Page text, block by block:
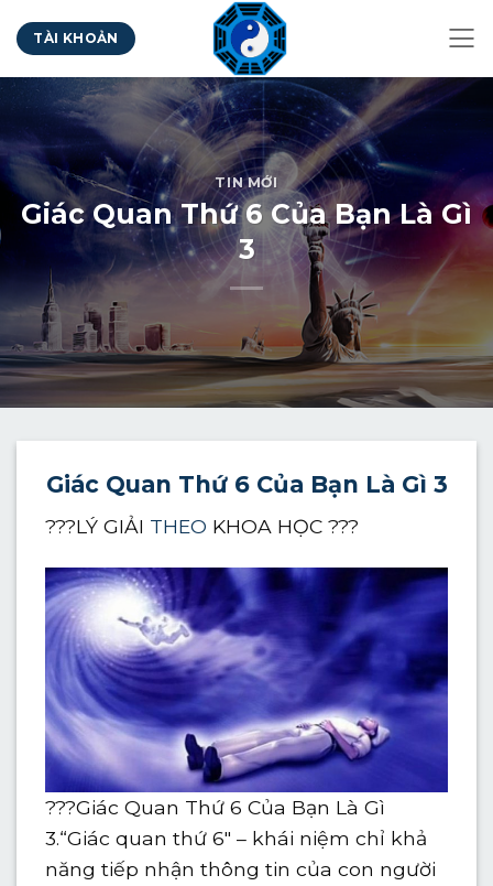
qua
nội
dung
TÀI KHOẢN
TIN MỚI
Giác Quan Thứ 6 Của Bạn Là Gì
3
GiácQuan Thứ 6 Của Bạn Là Gì 3
???LÝ GIẢI THEO KHOA HỌC ???
???Giác Quan Thứ 6 Của Bạn Là Gì
3.“Giác quan thứ 6″ – khái niệm chỉ khả
năng tiếp nhận thông tin của con người